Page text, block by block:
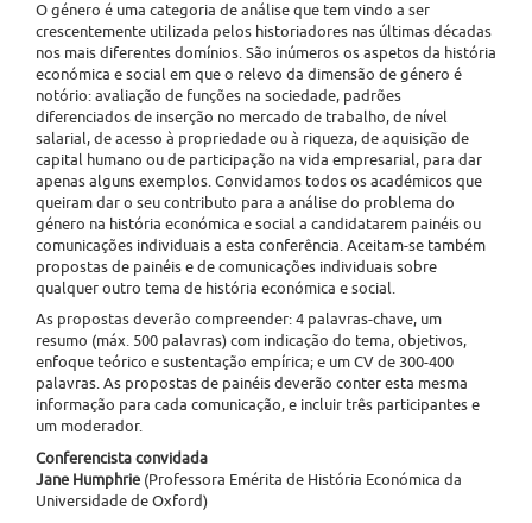
O género é uma categoria de análise que tem vindo a ser
crescentemente utilizada pelos historiadores nas últimas décadas
nos mais diferentes domínios. São inúmeros os aspetos da história
económica e social em que o relevo da dimensão de género é
notório: avaliação de funções na sociedade, padrões
diferenciados de inserção no mercado de trabalho, de nível
salarial, de acesso à propriedade ou à riqueza, de aquisição de
capital humano ou de participação na vida empresarial, para dar
apenas alguns exemplos. Convidamos todos os académicos que
queiram dar o seu contributo para a análise do problema do
género na história económica e social a candidatarem painéis ou
comunicações individuais a esta conferência. Aceitam-se também
propostas de painéis e de comunicações individuais sobre
qualquer outro tema de história económica e social.
As propostas deverão compreender: 4 palavras-chave, um
resumo (máx. 500 palavras) com indicação do tema, objetivos,
enfoque teórico e sustentação empírica; e um CV de 300-400
palavras. As propostas de painéis deverão conter esta mesma
informação para cada comunicação, e incluir três participantes e
um moderador.
Conferencista convidada
Jane Humphrie (Professora Emérita de História Económica da
Universidade de Oxford)